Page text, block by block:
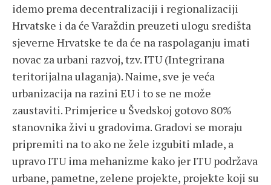
idemo prema decentralizaciji i regionalizaciji
Hrvatske i da će Varaždin preuzeti ulogu središta
sjeverne Hrvatske te da će na raspolaganju imati
novac za urbani razvoj, tzv. ITU (Integrirana
teritorijalna ulaganja). Naime, sve je veća
urbanizacija na razini EU i to se ne može
zaustaviti. Primjerice u Švedskoj gotovo 80%
stanovnika živi u gradovima. Gradovi se moraju
pripremiti na to ako ne žele izgubiti mlade, a
upravo ITU ima mehanizme kako jer ITU podržava
urbane, pametne, zelene projekte, projekte koji su